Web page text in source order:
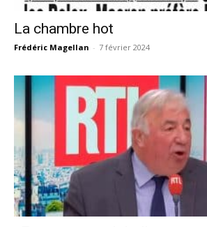
La chambre hot
Frédéric Magellan - 7 février 2024